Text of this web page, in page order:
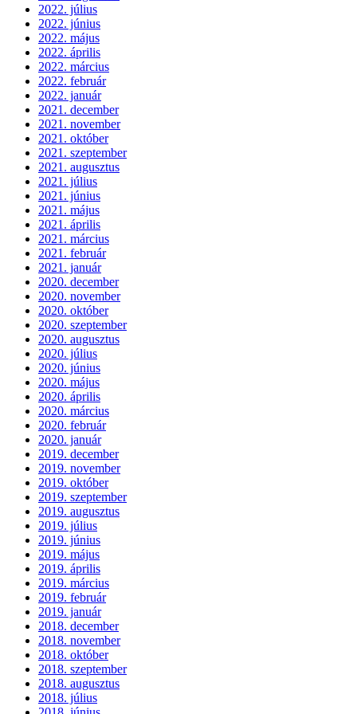
2022. július
2022. június
2022. május
2022. április
2022. március
2022. február
2022. január
2021. december
2021. november
2021. október
2021. szeptember
2021. augusztus
2021. július
2021. június
2021. május
2021. április
2021. március
2021. február
2021. január
2020. december
2020. november
2020. október
2020. szeptember
2020. augusztus
2020. július
2020. június
2020. május
2020. április
2020. március
2020. február
2020. január
2019. december
2019. november
2019. október
2019. szeptember
2019. augusztus
2019. július
2019. június
2019. május
2019. április
2019. március
2019. február
2019. január
2018. december
2018. november
2018. október
2018. szeptember
2018. augusztus
2018. július